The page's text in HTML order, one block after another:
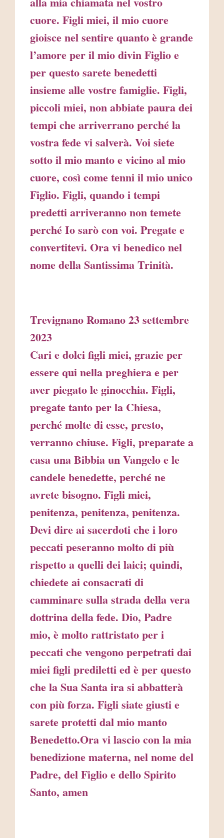
cuore. Figli miei, il mio cuore
gioisce nel sentire quanto è grande
l’amore per il mio divin Figlio e
per questo sarete benedetti
insieme alle vostre famiglie. Figli,
piccoli miei, non abbiate paura dei
tempi che arriverrano perché la
vostra fede vi salverà. Voi siete
sotto il mio manto e vicino al mio
cuore, così come tenni il mio unico
Figlio. Figli, quando i tempi
predetti arriveranno non temete
perché Io sarò con voi. Pregate e
convertitevi. Ora vi benedico nel
nome della Santissima Trinità.
Trevignano Romano 23 settembre
2023
Cari e dolci figli miei, grazie per
essere qui nella preghiera e per
aver piegato le ginocchia. Figli,
pregate tanto per la Chiesa,
perché molte di esse, presto,
verranno chiuse. Figli, preparate a
casa una Bibbia un Vangelo e le
candele benedette, perché ne
avrete bisogno. Figli miei,
penitenza, penitenza, penitenza.
Devi dire ai sacerdoti che i loro
peccati peseranno molto di più
rispetto a quelli dei laici; quindi,
chiedete ai consacrati di
camminare sulla strada della vera
dottrina della fede. Dio, Padre
mio, è molto rattristato per i
peccati che vengono perpetrati dai
miei figli prediletti ed è per questo
che la Sua Santa ira si abbatterà
con più forza. Figli siate giusti e
sarete protetti dal mio manto
Benedetto.Ora vi lascio con la mia
benedizione materna, nel nome del
Padre, del Figlio e dello Spirito
Santo, amen